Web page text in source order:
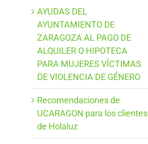
AYUDAS DEL
AYUNTAMIENTO DE
ZARAGOZA AL PAGO DE
ALQUILER O HIPOTECA
PARA MUJERES VÍCTIMAS
DE VIOLENCIA DE GÉNERO
Recomendaciones de
UCARAGON para los clientes
de Holaluz